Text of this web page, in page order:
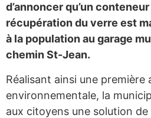
d’annoncer qu’un
récupération du verre est
à la population au garage
chemin St-Jean.
Réalisant ainsi une
environnementale, la
aux citoyens une solution